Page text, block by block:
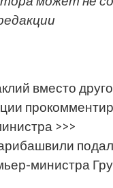
вместо
>>>
подал
министра